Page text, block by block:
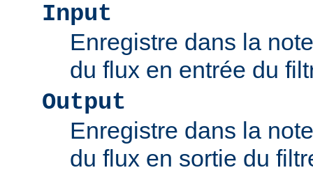
Input
Enregistre dans la
du flux en entrée du
Output
Enregistre dans la
du flux en sortie du